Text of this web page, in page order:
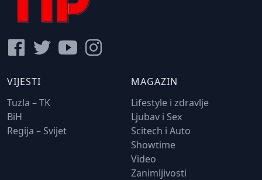
VIJESTI
Tuzla – TK
BiH
Regija – Svijet
MAGAZIN
Lifestyle i zdravlje
Ljubav i Sex
Scitech i Auto
Showtime
Video
Zanimljivosti